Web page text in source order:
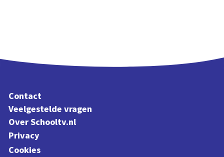
Contact
Veelgestelde vragen
Over Schooltv.nl
Privacy
Cookies